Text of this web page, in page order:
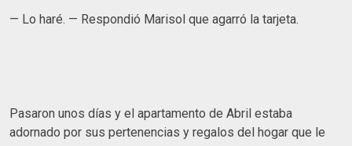
— Lo haré. — Respondió Marisol que agarró la tarjeta.
Pasaron unos días y el apartamento de Abril estaba
adornado por sus pertenencias y regalos del hogar que le